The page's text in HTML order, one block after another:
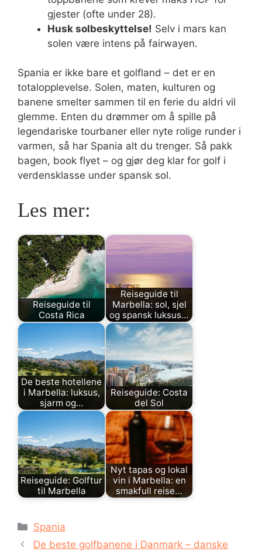
gjester (ofte under 28).
Husk solbeskyttelse! Selv i mars kan
solen være intens på fairwayen.
Spania er ikke bare et golfland – det er en
totalopplevelse. Solen, maten, kulturen og
banene smelter sammen til en ferie du aldri vil
glemme. Enten du drømmer om å spille på
legendariske tourbaner eller nyte rolige runder i
varmen, så har Spania alt du trenger. Så pakk
bagen, book flyet – og gjør deg klar for golf i
verdensklasse under spansk sol.
Les mer:
Reiseguide til
Costa Rica
Reiseguide til
Marbella: sol, sjel
og spansk luksus…
De beste hotellene
i Marbella: luksus,
sjarm og…
Reiseguide: Costa
del Sol
Reiseguide: Golftur
til Marbella
Nyt tapas og lokal
vin i Marbella: en
smakfull reise…
Kategorier
Spania
De beste golfbanene i Danmark – danske